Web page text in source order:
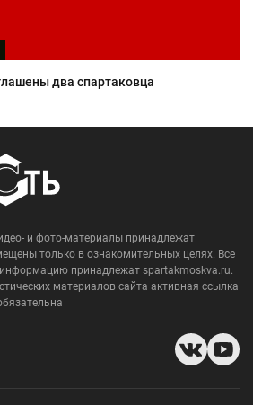
два спартаковца
и фото-материалы принадлежат
только в ознакомительных целях. Все
принадлежат spartakmoskva.ru.
материалов сайта активная ссылка